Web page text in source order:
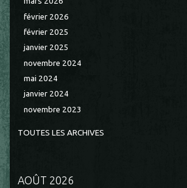
février 2026
février 2025
janvier 2025
novembre 2024
mai 2024
janvier 2024
novembre 2023
TOUTES LES ARCHIVES
AOÛT 2026